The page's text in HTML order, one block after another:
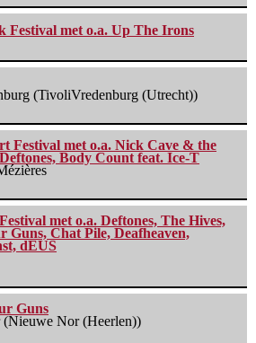
Festival met o.a. Up The Irons
(TivoliVredenburg (Utrecht))
Festival met o.a. Nick Cave & the
Body Count feat. Ice-T
met o.a. Deftones, The Hives,
Guns, Chat Pile, Deafheaven,
dEUS
Guns
Nor (Heerlen))